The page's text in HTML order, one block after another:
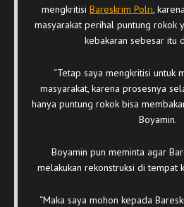
mengkritisi Bareskrim Polri,
masyarakat perihal puntung rokok
kebakaran sebesar itu
“Tetap saya mengkritisi untuk
masyarakat, karena prosesnya
hanya puntung rokok bisa
Boyamin.
Boyamin pun meminta agar
melakukan rekonstruksi di tempat
“Maka saya mohon kepada